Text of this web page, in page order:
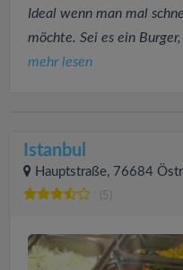
Ideal wenn man mal
möchte. Sei es ein
mehr lesen
Istanbul
Hauptstraße, 76684
(5)